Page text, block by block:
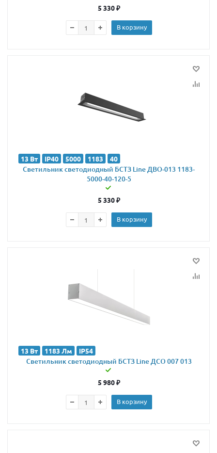
5 330₽
В корзину
13 Вт IP40 5000 1183 40
Светильник светодиодный БСТЗ Line ДВО-013 1183-
5000-40-120-5
5 330₽
В корзину
13 Вт 1183 Лм IP54
Светильник светодиодный БСТЗ Line ДСО 007 013
5 980₽
В корзину